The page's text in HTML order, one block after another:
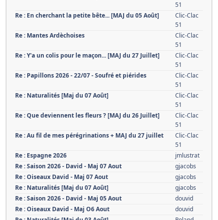
51
Re : En cherchant la petite bête... [MAJ du 05 Août]
Clic-Clac
51
Re : Mantes Ardèchoises
Clic-Clac
51
Re : Y'a un colis pour le maçon... [MAJ du 27 Juillet]
Clic-Clac
51
Re : Papillons 2026 - 22/07 - Soufré et piérides
Clic-Clac
51
Re : Naturalités [Maj du 07 Août]
Clic-Clac
51
Re : Que deviennent les fleurs ? [MAJ du 26 Juillet]
Clic-Clac
51
Re : Au fil de mes pérégrinations + MAJ du 27 juillet
Clic-Clac
51
Re : Espagne 2026
jmlustrat
Re : Saison 2026 - David - Maj 07 Aout
gjacobs
Re : Oiseaux David - Maj 07 Aout
gjacobs
Re : Naturalités [Maj du 07 Août]
gjacobs
Re : Saison 2026 - David - Maj 05 Aout
douvid
Re : Oiseaux David - Maj O6 Aout
douvid